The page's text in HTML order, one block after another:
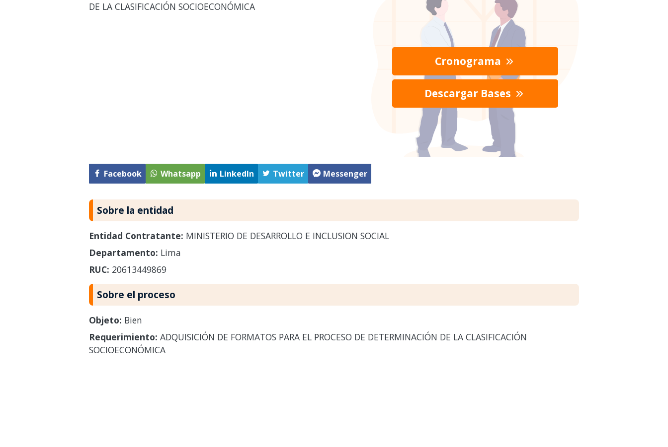
DE LA CLASIFICACIÓN SOCIOECONÓMICA
Facebook Whatsapp LinkedIn Twitter Messenger
Cronograma
Descargar Bases
Sobre la entidad
Entidad Contratante: MINISTERIO DE DESARROLLO E INCLUSION SOCIAL
Departamento: Lima
RUC: 20613449869
Sobre el proceso
Objeto: Bien
Requerimiento: ADQUISICIÓN DE FORMATOS PARA EL PROCESO DE DETERMINACIÓN DE LA CLASIFICACIÓN
SOCIOECONÓMICA